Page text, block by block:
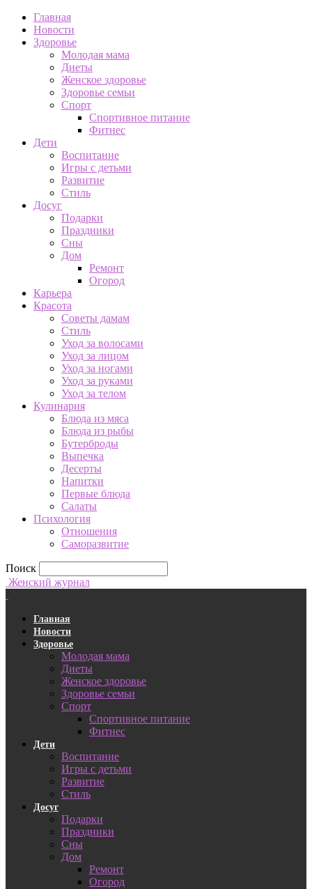
Главная
Новости
Здоровье
Молодая мама
Диеты
Женское здоровье
Здоровье семьи
Спорт
Спортивное питание
Фитнес
Дети
Воспитание
Игры с детьми
Развитие
Стиль
Досуг
Подарки
Праздники
Сны
Дом
Ремонт
Огород
Карьера
Красота
Советы дамам
Стиль
Уход за волосами
Уход за лицом
Уход за ногами
Уход за руками
Уход за телом
Кулинария
Блюда из мяса
Блюда из рыбы
Бутерброды
Выпечка
Десерты
Напитки
Первые блюда
Салаты
Психология
Отношения
Саморазвитие
Поиск
Женский журнал
Главная
Новости
Здоровье
Молодая мама
Диеты
Женское здоровье
Здоровье семьи
Спорт
Спортивное питание
Фитнес
Дети
Воспитание
Игры с детьми
Развитие
Стиль
Досуг
Подарки
Праздники
Сны
Дом
Ремонт
Огород